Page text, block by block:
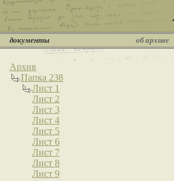
документы об архиве
Архив
Папка 238
Лист 1
Лист 2
Лист 3
Лист 4
Лист 5
Лист 6
Лист 7
Лист 8
Лист 9